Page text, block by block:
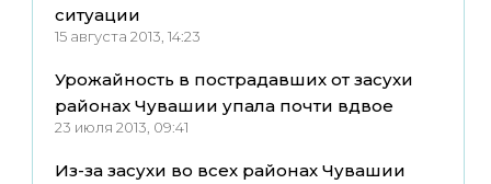
ситуации
15 августа 2013, 14:23
Урожайность в пострадавших от засухи
районах Чувашии упала почти вдвое
23 июля 2013, 09:41
Из-за засухи во всех районах Чувашии